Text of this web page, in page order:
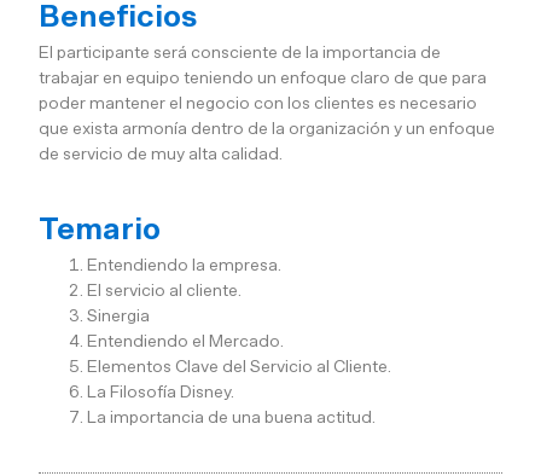
Beneficios
El participante será consciente de la importancia de
trabajar en equipo teniendo un enfoque claro de que para
poder mantener el negocio con los clientes es necesario
que exista armonía dentro de la organización y un enfoque
de servicio de muy alta calidad.
Temario
Entendiendo la empresa.
El servicio al cliente.
Sinergia
Entendiendo el Mercado.
Elementos Clave del Servicio al Cliente.
La Filosofía Disney.
La importancia de una buena actitud.